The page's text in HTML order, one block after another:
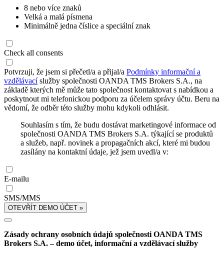
8 nebo více znaků
Velká a malá písmena
Minimálně jedna číslice a speciální znak
Check all consents
Potvrzuji, že jsem si přečetl/a a přijal/a Podmínky informační a
vzdělávacíslužby společnosti OANDA TMS Brokers S.A., na
základě kterých mě může tato společnost kontaktovat s nabídkou a
poskytnout mi telefonickou podporu za účelem správy účtu. Beru na
vědomí, že odběr této služby mohu kdykoli odhlásit.
Souhlasím s tím, že budu dostávat marketingové informace od
společnosti OANDA TMS Brokers S.A. týkající se produktů
a služeb, např. novinek a propagačních akcí, které mi budou
zasílány na kontaktní údaje, jež jsem uvedl/a v:
E-mailu
SMS/MMS
OTEVŘÍT DEMO ÚČET »
Zásady ochrany osobních údajů společnosti OANDA TMS
Brokers S.A. – demo účet, informační a vzdělávací služby